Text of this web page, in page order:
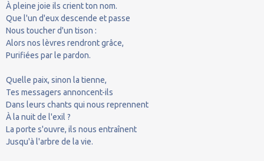
À pleine joie ils crient ton nom.
Que l'un d'eux descende et passe
Nous toucher d'un tison :
Alors nos lèvres rendront grâce,
Purifiées par le pardon.
Quelle paix, sinon la tienne,
Tes messagers annoncent-ils
Dans leurs chants qui nous reprennent
À la nuit de l'exil ?
La porte s'ouvre, ils nous entraînent
Jusqu'à l'arbre de la vie.